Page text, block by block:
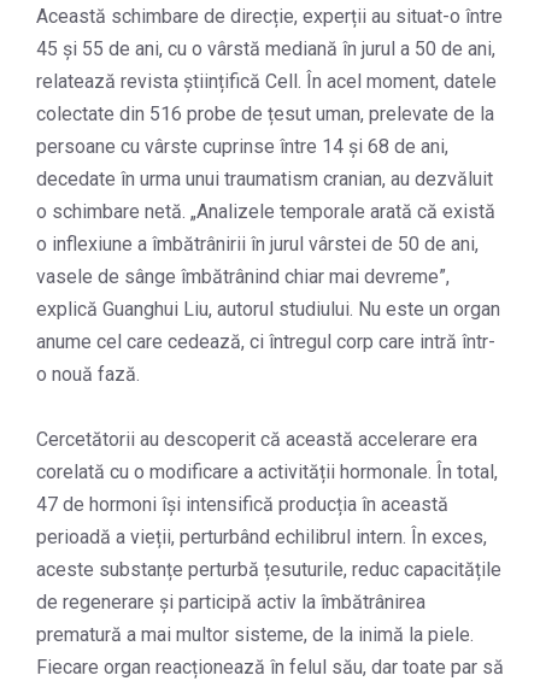
Această schimbare de direcție, experții au situat-o între
45 și 55 de ani, cu o vârstă mediană în jurul a 50 de ani,
relatează revista științifică Cell. În acel moment, datele
colectate din 516 probe de țesut uman, prelevate de la
persoane cu vârste cuprinse între 14 și 68 de ani,
decedate în urma unui traumatism cranian, au dezvăluit
o schimbare netă. „Analizele temporale arată că există
o inflexiune a îmbătrânirii în jurul vârstei de 50 de ani,
vasele de sânge îmbătrânind chiar mai devreme”,
explică Guanghui Liu, autorul studiului. Nu este un organ
anume cel care cedează, ci întregul corp care intră într-
o nouă fază.
Cercetătorii au descoperit că această accelerare era
corelată cu o modificare a activității hormonale. În total,
47 de hormoni își intensifică producția în această
perioadă a vieții, perturbând echilibrul intern. În exces,
aceste substanțe perturbă țesuturile, reduc capacitățile
de regenerare și participă activ la îmbătrânirea
prematură a mai multor sisteme, de la inimă la piele.
Fiecare organ reacționează în felul său, dar toate par să